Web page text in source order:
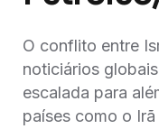
O conflito entre
noticiários
escalada para
países como o